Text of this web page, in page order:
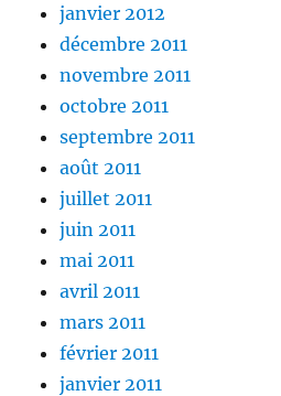
janvier 2012
décembre 2011
novembre 2011
octobre 2011
septembre 2011
août 2011
juillet 2011
juin 2011
mai 2011
avril 2011
mars 2011
février 2011
janvier 2011